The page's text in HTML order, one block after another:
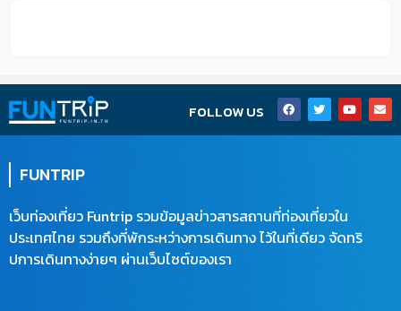
FOLLOW US F
a
c
e
T
w
i
t
Y
o
u
t
E
n
v
e
FUNTRIP
เว็บท่องเที่ยว Funtrip รวมข้อมูลข่าวสารสถานที่ท่องเที่ยวใน
ประเทศไทย รวมถึงที่พักระหว่างการเดินทาง ไว้ในที่เดียว จัดทริ
ปการเดินทางง่ายๆ ผ่านเว็บไซต์ของเรา